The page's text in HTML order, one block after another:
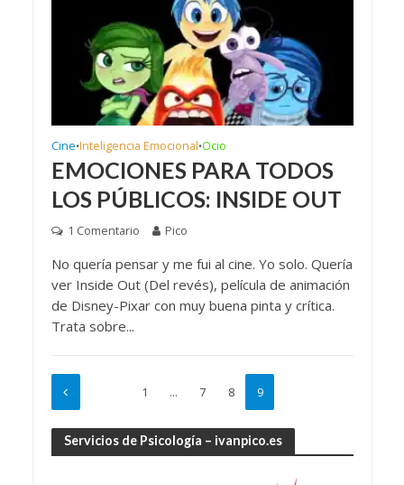
Cine•Inteligencia Emocional•Ocio
EMOCIONES PARA TODOS
LOS PÚBLICOS: INSIDE OUT
1 Comentario Pico
No quería pensar y me fui al cine. Yo solo. Quería
ver Inside Out (Del revés), película de animación
de Disney-Pixar con muy buena pinta y crítica.
Trata sobre...
1 … 7 8 9
Servicios de Psicología – ivanpico.es